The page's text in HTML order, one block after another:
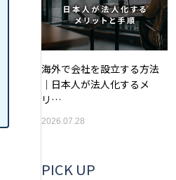
海外で会社を設立する方法
｜日本人が法人化するメ
リ…
2026.07.28
PICK UP